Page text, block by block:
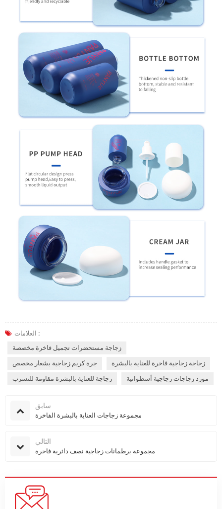
العلامات :
زجاجة مستحضرات تجميل فاخرة مخصصة
جرة كريم زجاجية بشعار مخصص زجاجة زجاجية فاخرة للعناية بالبشرة
زجاجة للعناية بالبشرة مقاومة للتسرب مورد زجاجات زجاجية أسطوانية
سابق
مجموعة زجاجات العناية بالبشرة الفاخرة
التالي
مجموعة برطمانات زجاجية نصف دائرية فاخرة